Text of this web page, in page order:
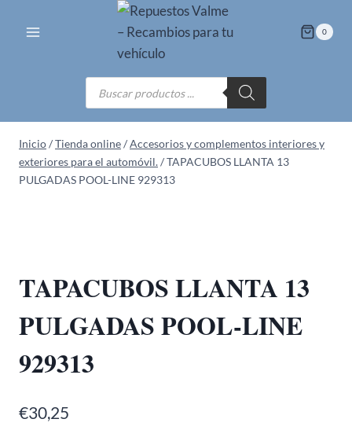
0
Búsqueda
de
productos
Inicio/Tienda online/Accesorios y complementos interiores y
exteriores para el automóvil./TAPACUBOS LLANTA 13
PULGADAS POOL-LINE 929313
TAPACUBOS LLANTA 13
PULGADAS POOL-LINE
929313
€30,25